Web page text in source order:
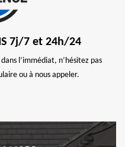
7j/7 et 24h/24
l’immédiat, n’hésitez pas
ou à nous appeler.